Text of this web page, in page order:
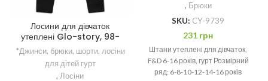
Лосини для дівчаток
утеплені Glo-story, 98-
128 рр.
*Джинси, брюки, шорти, лосіни
для дітей гурт
, Лосіни
, Брюки
SKU: CY-9739
231 грн
Штани утеплені для дівчаток,
F&D 6-16 років, гурт Розмірний
ряд: 6-8-10-12-14-16 років